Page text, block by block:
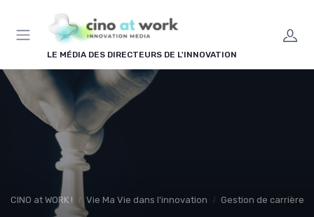
LE MÉDIA DES DIRECTEURS DE L'INNOVATION
CINO at WORK ! Vie Ma Vie dans l'innovation Gestion de carrière